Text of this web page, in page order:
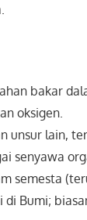
bakar
oksigen.
unsur lain,
senyawa
semesta
Bumi;